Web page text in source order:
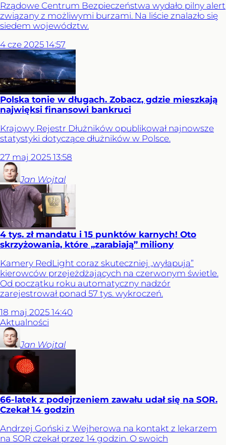
Rządowe Centrum Bezpieczeństwa wydało pilny alert
związany z możliwymi burzami. Na liście znalazło się
siedem województw.
4 cze 2025 14:57
Polska tonie w długach. Zobacz, gdzie mieszkają
najwięksi finansowi bankruci
Krajowy Rejestr Dłużników opublikował najnowsze
statystyki dotyczące dłużników w Polsce.
27 maj 2025 13:58
Jan Wojtal
4 tys. zł mandatu i 15 punktów karnych! Oto
skrzyżowania, które „zarabiają” miliony
Kamery RedLight coraz skuteczniej „wyłapują”
kierowców przejeżdżających na czerwonym świetle.
Od początku roku automatyczny nadzór
zarejestrował ponad 57 tys. wykroczeń.
18 maj 2025 14:40
Aktualności
Jan Wojtal
66-latek z podejrzeniem zawału udał się na SOR.
Czekał 14 godzin
Andrzej Goński z Wejherowa na kontakt z lekarzem
na SOR czekał przez 14 godzin. O swoich